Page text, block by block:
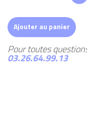
Ajouter au panier
Pour toutes
03.26.64.99.13